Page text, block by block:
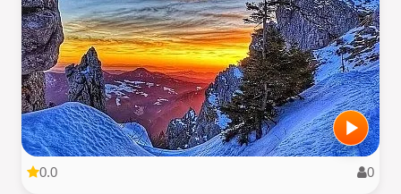
0.0 0